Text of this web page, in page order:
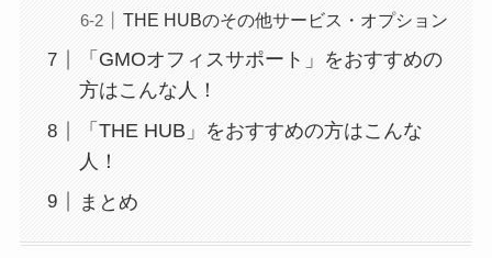
THE HUBのその他サービス・オプション
「GMOオフィスサポート」をおすすめの
方はこんな人！
「THE HUB」をおすすめの方はこんな
人！
まとめ